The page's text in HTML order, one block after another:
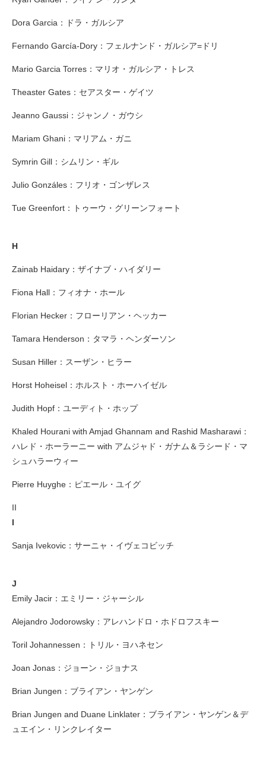
Dora Garcia：ドラ・ガルシア
Fernando García-Dory：フェルナンド・ガルシア=ドリ
Mario Garcia Torres：マリオ・ガルシア・トレス
Theaster Gates：セアスター・ゲイツ
Jeanno Gaussi：ジャンノ・ガウシ
Mariam Ghani：マリアム・ガニ
Symrin Gill：シムリン・ギル
Julio Gonzáles：フリオ・ゴンザレス
Tue Greenfort：トゥーウ・グリーンフォート
H
Zainab Haidary：ザイナブ・ハイダリー
Fiona Hall：フィオナ・ホール
Florian Hecker：フローリアン・ヘッカー
Tamara Henderson：タマラ・ヘンダーソン
Susan Hiller：スーザン・ヒラー
Horst Hoheisel：ホルスト・ホーハイゼル
Judith Hopf：ユーディト・ホップ
Khaled Hourani with Amjad Ghannam and Rashid Masharawi：
ハレド・ホーラーニー with アムジャド・ガナム＆ラシード・マ
シュハラーウィー
Pierre Huyghe：ピエール・ユイグ
II
I
Sanja Ivekovic：サーニャ・イヴェコビッチ
J
Emily Jacir：エミリー・ジャーシル
Alejandro Jodorowsky：アレハンドロ・ホドロフスキー
Toril Johannessen：トリル・ヨハネセン
Joan Jonas：ジョーン・ジョナス
Brian Jungen：ブライアン・ヤンゲン
Brian Jungen and Duane Linklater：ブライアン・ヤンゲン＆デ
ュエイン・リンクレイター